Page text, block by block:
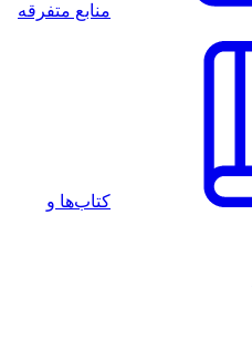
منابع متفرقه
کتاب‌ها و